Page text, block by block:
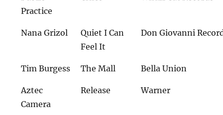
Practice
Nana Grizol
Quiet I Can
Feel It
Don Giovanni
Tim Burgess The Mall Bella Union
Aztec
Camera
Release Warner